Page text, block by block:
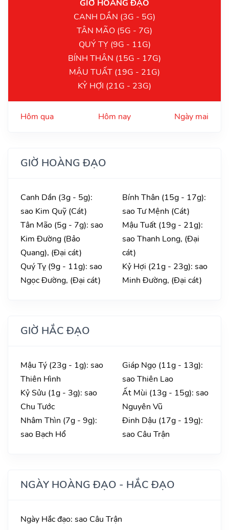
GIỜ HOÀNG ĐẠO
CANH DẦN (3G - 5G)
TÂN MÃO (5G - 7G)
QUÝ TỴ (9G - 11G)
BÍNH THÂN (15G - 17G)
MẬU TUẤT (19G - 21G)
KỶ HỢI (21G - 23G)
Hôm qua Hôm nay Ngày mai
GIỜ HOÀNG ĐẠO
Canh Dần (3g - 5g):
sao Kim Quỹ (Cát)
Tân Mão (5g - 7g): sao
Kim Đường (Bảo
Quang), (Đại cát)
Quý Tỵ (9g - 11g): sao
Ngọc Đường, (Đại cát)
Bính Thân (15g - 17g):
sao Tư Mệnh (Cát)
Mậu Tuất (19g - 21g):
sao Thanh Long, (Đại
cát)
Kỷ Hợi (21g - 23g): sao
Minh Đường, (Đại cát)
GIỜ HẮC ĐẠO
Mậu Tý (23g - 1g): sao
Thiên Hình
Kỷ Sửu (1g - 3g): sao
Chu Tước
Nhâm Thìn (7g - 9g):
sao Bạch Hổ
Giáp Ngọ (11g - 13g):
sao Thiên Lao
Ất Mùi (13g - 15g): sao
Nguyên Vũ
Đinh Dậu (17g - 19g):
sao Câu Trận
NGÀY HOÀNG ĐẠO - HẮC ĐẠO
Ngày Hắc đạo: sao Câu Trận